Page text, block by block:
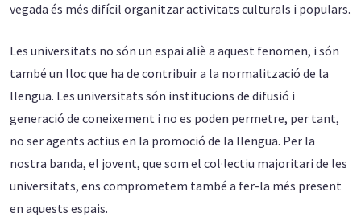
vegada és més difícil organitzar activitats culturals i populars.
Les universitats no són un espai aliè a aquest fenomen, i són
també un lloc que ha de contribuir a la normalització de la
llengua. Les universitats són institucions de difusió i
generació de coneixement i no es poden permetre, per tant,
no ser agents actius en la promoció de la llengua. Per la
nostra banda, el jovent, que som el col·lectiu majoritari de les
universitats, ens comprometem també a fer-la més present
en aquests espais.